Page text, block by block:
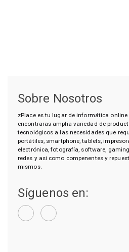
Sobre Nosotros
zPlace es tu lugar de informática online
encontraras amplia variedad de
tecnológicos a las necesidades que
portátiles, smartphone, tablets,
electrónica, fotografía, software,
redes y asi como compenentes y
mismos.
Síguenos en: